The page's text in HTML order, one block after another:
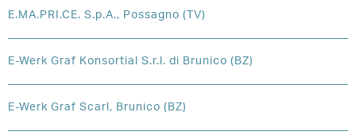
E.MA.PRI.CE. S.p.A., Possagno (TV)
E-Werk Graf Konsortial S.r.l. di Brunico (BZ)
E-Werk Graf Scarl, Brunico (BZ)